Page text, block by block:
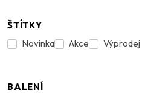
ŠTÍTKY
Novinka
Akce Výprodej
BALENÍ